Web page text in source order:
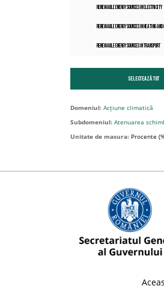
Renewable energy sources in electricity
Renewable energy sources in heating
Renewable energy sources in transport
Selectează tot
Domeniul: Acțiune climatică
Subdomeniul: Atenuarea
Unitate de masura: Procente